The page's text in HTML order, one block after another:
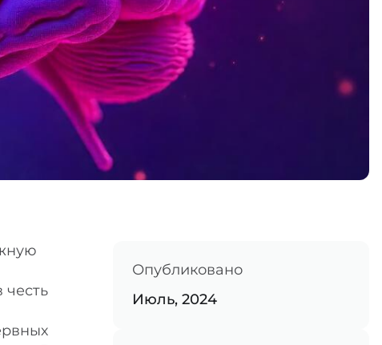
Опубликовано
Июль, 2024